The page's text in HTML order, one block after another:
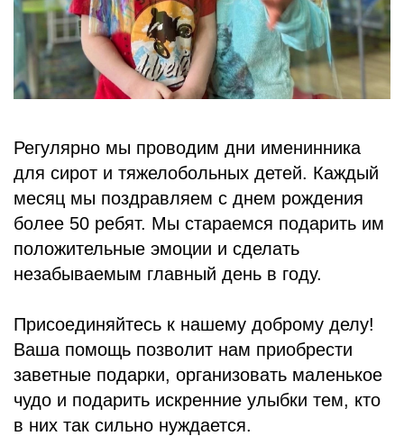
Регулярно мы проводим дни именинника
для сирот и тяжелобольных детей. Каждый
месяц мы поздравляем с днем рождения
более 50 ребят. Мы стараемся подарить им
положительные эмоции и сделать
незабываемым главный день в году.
Присоединяйтесь к нашему доброму делу!
Ваша помощь позволит нам приобрести
заветные подарки, организовать маленькое
чудо и подарить искренние улыбки тем, кто
в них так сильно нуждается.